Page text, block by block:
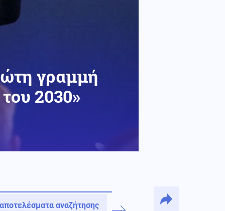
γραμμή
2030»
αναζήτησης